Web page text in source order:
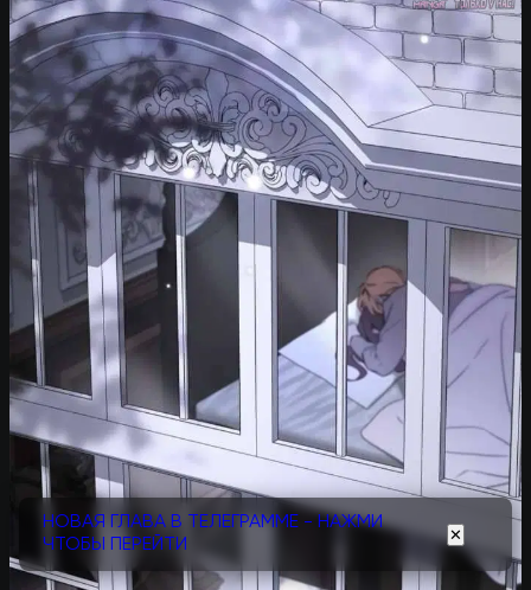
НОВАЯ ГЛАВА В ТЕЛЕГРАММЕ - НАЖМИ
ЧТОБЫ ПЕРЕЙТИ
✕